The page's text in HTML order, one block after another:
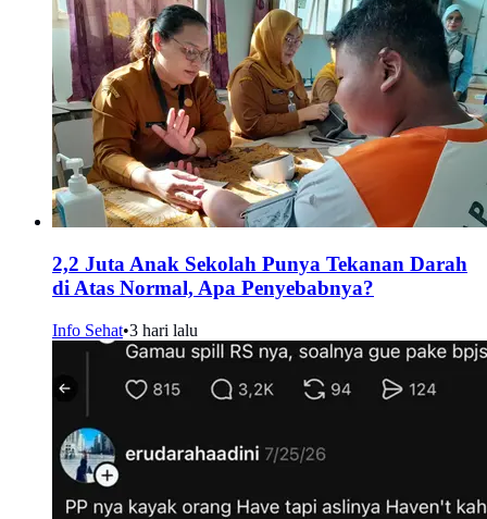
2,2 Juta Anak Sekolah Punya Tekanan Darah
di Atas Normal, Apa Penyebabnya?
Info Sehat•3 hari lalu